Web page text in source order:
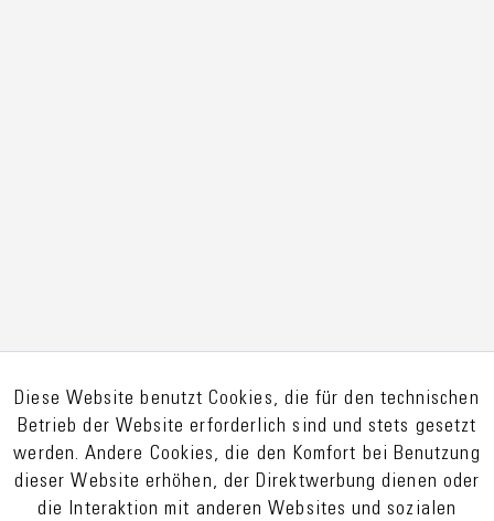
Diese Website benutzt Cookies, die für den technischen
Betrieb der Website erforderlich sind und stets gesetzt
werden. Andere Cookies, die den Komfort bei Benutzung
dieser Website erhöhen, der Direktwerbung dienen oder
die Interaktion mit anderen Websites und sozialen